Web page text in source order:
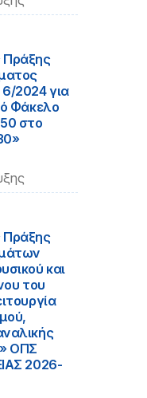
Πράξης
2024 για
Φάκελο
στο
Πράξης
και
του
ΟΠΣ
2026-